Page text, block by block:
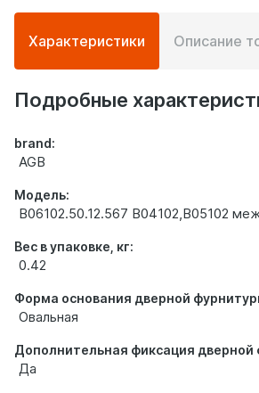
Подробная
информация
о
товаре
Характеристики Описание
Подробные
brand:
AGB
Модель:
B06102.50.12.567 B04102,B05102
Вес в упаковке, кг:
0.42
Форма основания дверной
Овальная
Дополнительная фиксация дверной
Да